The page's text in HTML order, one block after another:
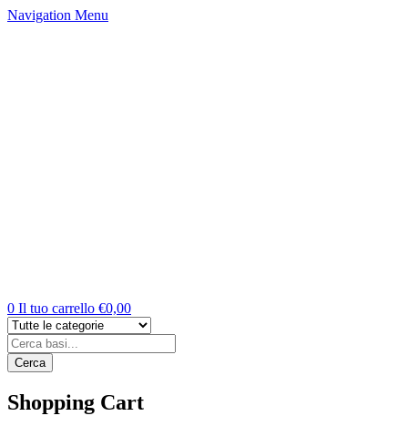
Navigation Menu
0 Il tuo carrello €0,00
Products
Cerca
Cerca
Shopping Cart